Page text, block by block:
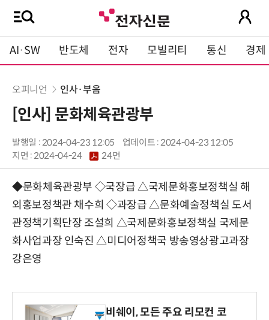
AI·SW 반도체 전자 모빌리티 통신 경제
오피니언 인사·부음
[인사] 문화체육관광부
발행일 : 2024-04-23 12:05
업데이트 : 2024-04-23 12:05
지면 :2024-04-24 24면
◆문화체육관광부 ◇국장급 △국제문화홍보정책실 해
외홍보정책관 채수희 ◇과장급 △문화예술정책실 도서
관정책기획단장 조설희 △국제문화홍보정책실 국제문
화사업과장 인숙진 △미디어정책국 방송영상광고과장
강은영
비쉐이, 모든 주요 리모컨 코